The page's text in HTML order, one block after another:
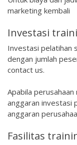
marketing kembali
Investasi
Investasi pelatihan
dengan jumlah
contact us.
Apabila
anggaran investasi
anggaran
Fasilitas